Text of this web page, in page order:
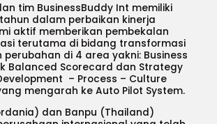
tim BusinessBuddy Int memiliki
dalam perbaikan kinerja
aktif memberikan pembekalan
terutama di bidang transformasi
di 4 area yakni: Business
Balanced Scorecard dan Strategy
– Process – Culture
mengarah ke Auto Pilot System.
dan Banpu (Thailand)